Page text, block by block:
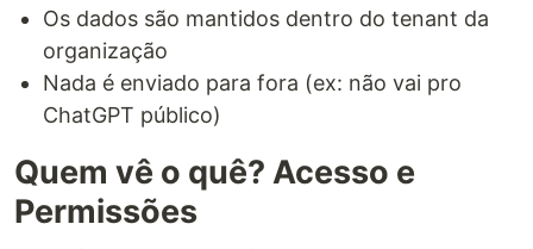
Os dados são mantidos dentro do tenant da
organização
Nada é enviado para fora (ex: não vai pro
ChatGPT público)
Quem vê o quê? Acesso e
Permissões